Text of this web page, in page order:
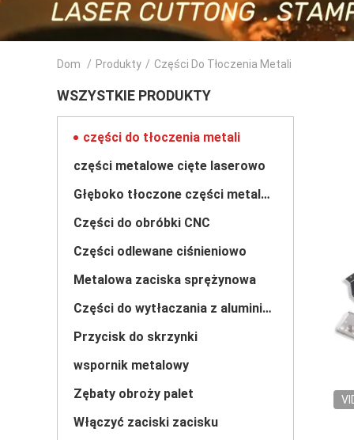
Dom / Produkty / Części Do Tłoczenia Metali
WSZYSTKIE PRODUKTY
części do tłoczenia metali
części metalowe cięte laserowo
Głęboko tłoczone części metalowe
Części do obróbki CNC
Części odlewane ciśnieniowo
Metalowa zaciska sprężynowa
Części do wytłaczania z aluminium
Przycisk do skrzynki
wspornik metalowy
Zębaty obroży palet
Włączyć zaciski zacisku